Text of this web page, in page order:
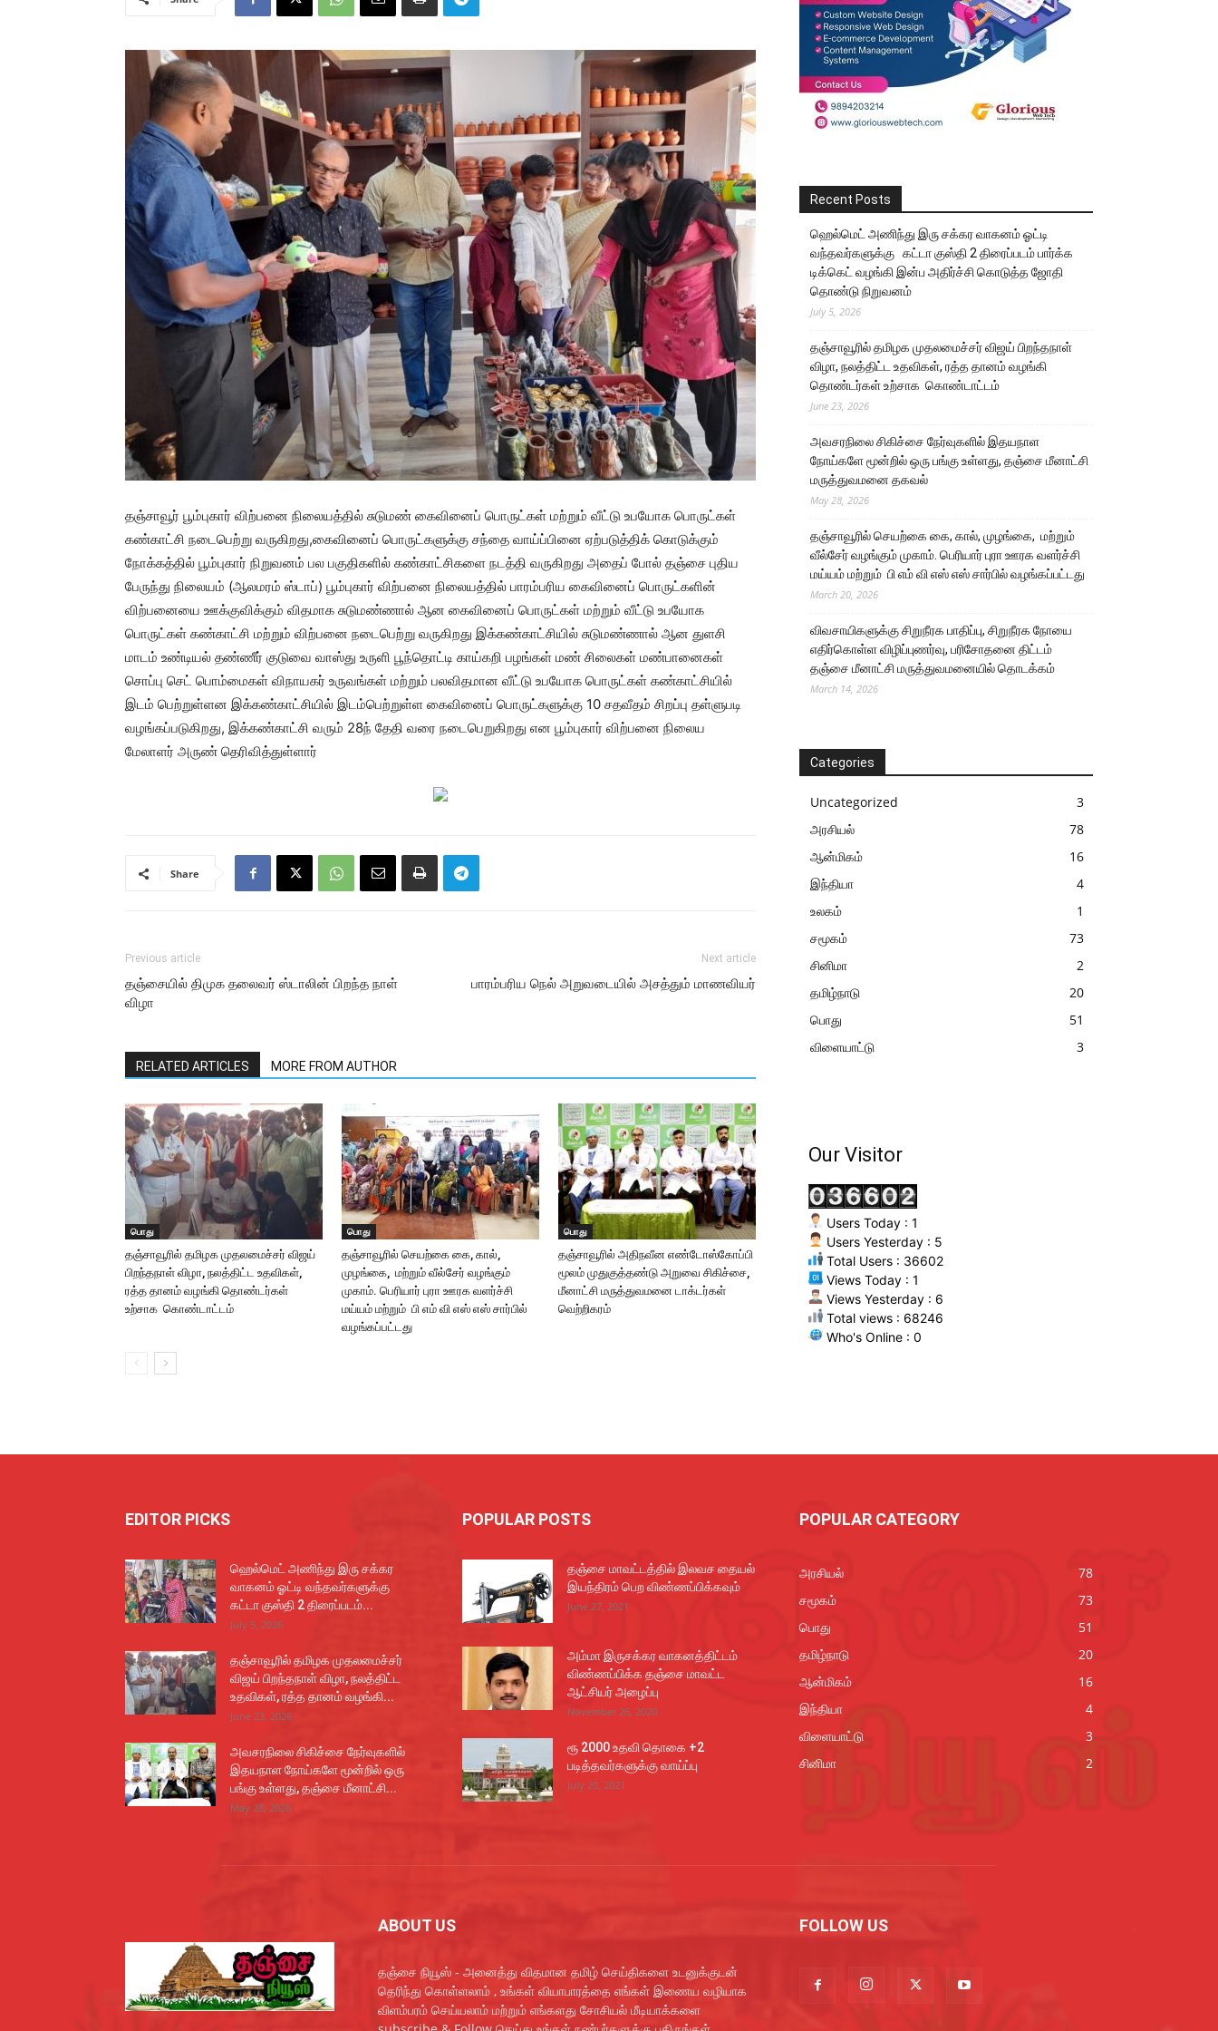
தஞ்சாவூர் பூம்புகார் விற்பனை நிலையத்தில் சுடுமண் கைவினைப் பொருட்கள் மற்றும் வீட்டு உபயோக பொருட்கள்
கண்காட்சி நடைபெற்று வருகிறது,கைவினைப் பொருட்களுக்கு சந்தை வாய்ப்பினை ஏற்படுத்திக் கொடுக்கும்
நோக்கத்தில் பூம்புகார் நிறுவனம் பல பகுதிகளில் கண்காட்சிகளை நடத்தி வருகிறது அதைப் போல் தஞ்சை புதிய
பேருந்து நிலையம் (ஆலமரம் ஸ்டாப்) பூம்புகார் விற்பனை நிலையத்தில் பாரம்பரிய கைவினைப் பொருட்களின்
விற்பனையை ஊக்குவிக்கும் விதமாக சுடுமண்ணால் ஆன கைவினைப் பொருட்கள் மற்றும் வீட்டு உபயோக
பொருட்கள் கண்காட்சி மற்றும் விற்பனை நடைபெற்று வருகிறது இக்கண்காட்சியில் சுடுமண்ணால் ஆன துளசி
மாடம் உண்டியல் தண்ணீர் குடுவை வாஸ்து உருளி பூந்தொட்டி காய்கறி பழங்கள் மண் சிலைகள் மண்பானைகள்
சொப்பு செட் பொம்மைகள் விநாயகர் உருவங்கள் மற்றும் பலவிதமான வீட்டு உபயோக பொருட்கள் கண்காட்சியில்
இடம் பெற்றுள்ளன இக்கண்காட்சியில் இடம்பெற்றுள்ள கைவினைப் பொருட்களுக்கு 10 சதவீதம் சிறப்பு தள்ளுபடி
வழங்கப்படுகிறது, இக்கண்காட்சி வரும் 28ந் தேதி வரை நடைபெறுகிறது என பூம்புகார் விற்பனை நிலைய
மேலாளர் அருண் தெரிவித்துள்ளார்
Share
Previous article
தஞ்சையில் திமுக தலைவர் ஸ்டாலின் பிறந்த நாள்
விழா
Next article
பாரம்பரிய நெல் அறுவடையில் அசத்தும் மாணவியர்
RELATED ARTICLES MORE FROM AUTHOR
பொது
தஞ்சாவூரில் தமிழக முதலமைச்சர் விஜய்
பிறந்தநாள் விழா, நலத்திட்ட உதவிகள்,
ரத்த தானம் வழங்கி தொண்டர்கள்
உற்சாக கொண்டாட்டம்
பொது
தஞ்சாவூரில் செயற்கை கை, கால்,
முழங்கை, மற்றும் வீல்சேர் வழங்கும்
முகாம். பெரியார் புரா ஊரக வளர்ச்சி
மய்யம் மற்றும் பி எம் வி எஸ் எஸ் சார்பில்
வழங்கப்பட்டது
பொது
தஞ்சாவூரில் அதிநவீன எண்டோஸ்கோப்பி
மூலம் முதுகுத்தண்டு அறுவை சிகிச்சை,
மீனாட்சி மருத்துவமனை டாக்டர்கள்
வெற்றிகரம்
Recent Posts
ஹெல்மெட் அணிந்து இரு சக்கர வாகனம் ஓட்டி
வந்தவர்களுக்கு கட்டா குஸ்தி 2 திரைப்படம் பார்க்க
டிக்கெட் வழங்கி இன்ப அதிர்ச்சி கொடுத்த ஜோதி
தொண்டு நிறுவனம்
July 5, 2026
தஞ்சாவூரில் தமிழக முதலமைச்சர் விஜய் பிறந்தநாள்
விழா, நலத்திட்ட உதவிகள், ரத்த தானம் வழங்கி
தொண்டர்கள் உற்சாக கொண்டாட்டம்
June 23, 2026
அவசரநிலை சிகிச்சை நேர்வுகளில் இதயநாள
நோய்களே மூன்றில் ஒரு பங்கு உள்ளது, தஞ்சை மீனாட்சி
மருத்துவமனை தகவல்
May 28, 2026
தஞ்சாவூரில் செயற்கை கை, கால், முழங்கை, மற்றும்
வீல்சேர் வழங்கும் முகாம். பெரியார் புரா ஊரக வளர்ச்சி
மய்யம் மற்றும் பி எம் வி எஸ் எஸ் சார்பில் வழங்கப்பட்டது
March 20, 2026
விவசாயிகளுக்கு சிறுநீரக பாதிப்பு, சிறுநீரக நோயை
எதிர்கொள்ள விழிப்புணர்வு, பரிசோதனை திட்டம்
தஞ்சை மீனாட்சி மருத்துவமனையில் தொடக்கம்
March 14, 2026
Categories
Uncategorized
3
அரசியல்
78
ஆன்மிகம்
16
இந்தியா
4
உலகம்
1
சமூகம்
73
சினிமா
2
தமிழ்நாடு
20
பொது
51
விளையாட்டு
3
Our Visitor
Users Today : 1
Users Yesterday : 5
Total Users : 36602
Views Today : 1
Views Yesterday : 6
Total views : 68246
Who's Online : 0
EDITOR PICKS
ஹெல்மெட் அணிந்து இரு சக்கர
வாகனம் ஓட்டி வந்தவர்களுக்கு
கட்டா குஸ்தி 2 திரைப்படம்...
July 5, 2026
தஞ்சாவூரில் தமிழக முதலமைச்சர்
விஜய் பிறந்தநாள் விழா, நலத்திட்ட
உதவிகள், ரத்த தானம் வழங்கி...
June 23, 2026
அவசரநிலை சிகிச்சை நேர்வுகளில்
இதயநாள நோய்களே மூன்றில் ஒரு
பங்கு உள்ளது, தஞ்சை மீனாட்சி...
May 28, 2026
POPULAR POSTS
தஞ்சை மாவட்டத்தில் இலவச தையல்
இயந்திரம் பெற விண்ணப்பிக்கவும்
June 27, 2021
அம்மா இருசக்கர வாகனத்திட்டம்
விண்ணப்பிக்க தஞ்சை மாவட்ட
ஆட்சியர் அழைப்பு
November 26, 2020
ரூ 2000 உதவி தொகை +2
படித்தவர்களுக்கு வாய்ப்பு
July 20, 2021
POPULAR CATEGORY
அரசியல்
78
சமூகம்
73
பொது
51
தமிழ்நாடு
20
ஆன்மிகம்
16
இந்தியா
4
விளையாட்டு
3
சினிமா
2
ABOUT US
தஞ்சை நியூஸ் - அனைத்து விதமான தமிழ் செய்திகளை உடனுக்குடன்
தெரிந்து கொள்ளலாம் , உங்கள் வியாபாரத்தை எங்கள் இணைய வழியாக
விளம்பரம் செய்யலாம் மற்றும் எங்களது சோசியல் மீடியாக்களை
FOLLOW US